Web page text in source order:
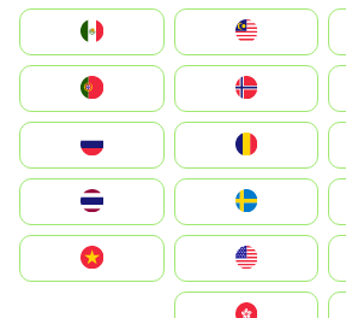
South Korea
Nederland
Portugal
România
Slovensko
United States
Vietnam